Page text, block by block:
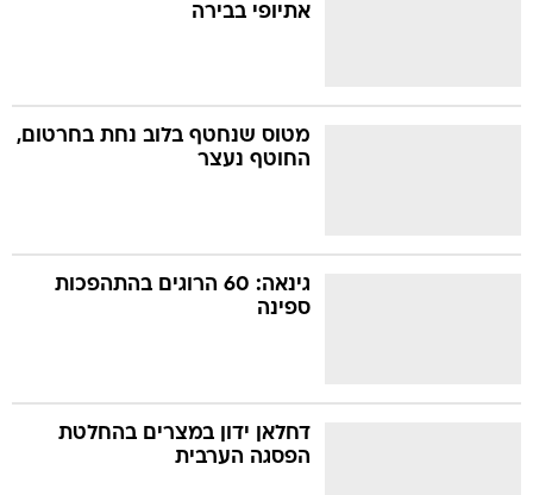
אתיופי בבירה
מטוס שנחטף בלוב נחת בחרטום,
החוטף נעצר
גינאה: 60 הרוגים בהתהפכות
ספינה
דחלאן ידון במצרים בהחלטת
הפסגה הערבית